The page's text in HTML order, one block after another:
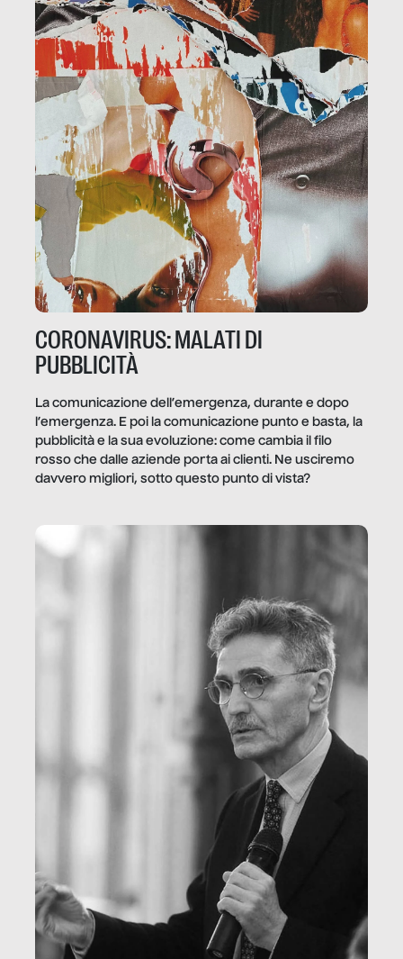
CORONAVIRUS: MALATI DI
PUBBLICITÀ
La comunicazione dell’emergenza, durante e dopo
l’emergenza. E poi la comunicazione punto e basta, la
pubblicità e la sua evoluzione: come cambia il filo
rosso che dalle aziende porta ai clienti. Ne usciremo
davvero migliori, sotto questo punto di vista?